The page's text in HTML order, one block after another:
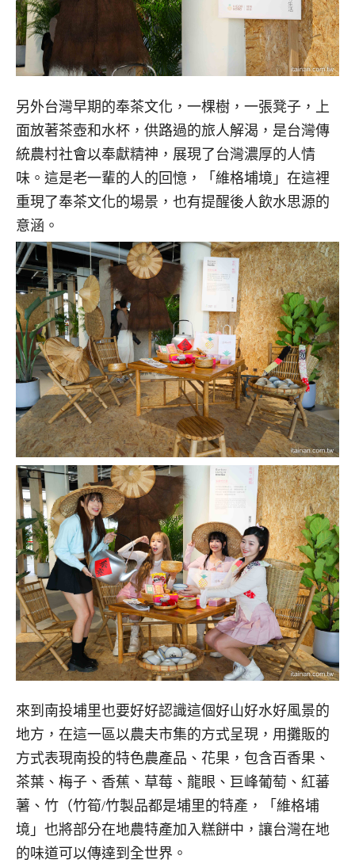
另外台灣早期的奉茶文化，一棵樹，一張凳子，上
面放著茶壺和水杯，供路過的旅人解渴，是台灣傳
統農村社會以奉獻精神，展現了台灣濃厚的人情
味。這是老一輩的人的回憶，「維格埔境」在這裡
重現了奉茶文化的場景，也有提醒後人飲水思源的
意涵。
來到南投埔里也要好好認識這個好山好水好風景的
地方，在這一區以農夫市集的方式呈現，用攤販的
方式表現南投的特色農產品、花果，包含百香果、
茶葉、梅子、香蕉、草莓、龍眼、巨峰葡萄、紅蕃
薯、竹（竹筍/竹製品都是埔里的特產，「維格埔
境」也將部分在地農特產加入糕餅中，讓台灣在地
的味道可以傳達到全世界。